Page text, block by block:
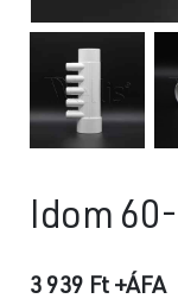
Idom
3 939 Ft+ÁFA